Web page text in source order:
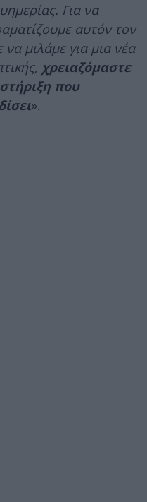
Για να
αυτόν τον
μιλάμε για μια νέα
χρειαζόμαστε
που
».